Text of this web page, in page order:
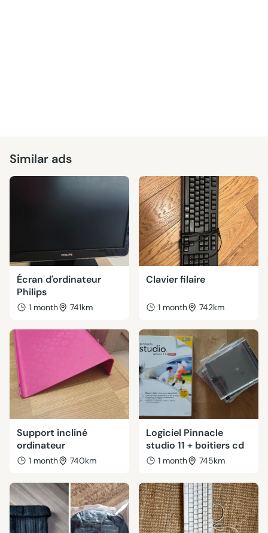
Similar ads
Écran d'ordinateur
Philips
1 month 741km
Clavier filaire
1 month 742km
Support incliné
ordinateur
1 month 740km
Logiciel Pinnacle
studio 11 + boitiers cd
1 month 745km